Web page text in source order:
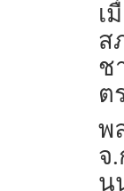
เ
ส
ช
ต
พ
จ
น